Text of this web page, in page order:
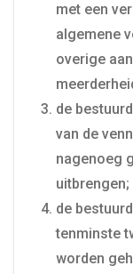
met een
algemene
overige
de
van de
nagenoeg
uitbrengen;
de
tenminste
worden